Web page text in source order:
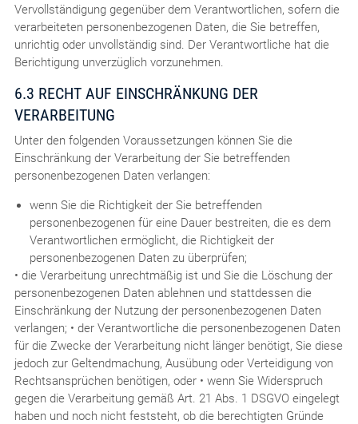
Vervollständigung gegenüber dem Verantwortlichen, sofern die
verarbeiteten personenbezogenen Daten, die Sie betreffen,
unrichtig oder unvollständig sind. Der Verantwortliche hat die
Berichtigung unverzüglich vorzunehmen.
6.3 RECHT AUF EINSCHRÄNKUNG DER
VERARBEITUNG
Unter den folgenden Voraussetzungen können Sie die
Einschränkung der Verarbeitung der Sie betreffenden
personenbezogenen Daten verlangen:
wenn Sie die Richtigkeit der Sie betreffenden
personenbezogenen für eine Dauer bestreiten, die es dem
Verantwortlichen ermöglicht, die Richtigkeit der
personenbezogenen Daten zu überprüfen;
• die Verarbeitung unrechtmäßig ist und Sie die Löschung der
personenbezogenen Daten ablehnen und stattdessen die
Einschränkung der Nutzung der personenbezogenen Daten
verlangen; • der Verantwortliche die personenbezogenen Daten
für die Zwecke der Verarbeitung nicht länger benötigt, Sie diese
jedoch zur Geltendmachung, Ausübung oder Verteidigung von
Rechtsansprüchen benötigen, oder • wenn Sie Widerspruch
gegen die Verarbeitung gemäß Art. 21 Abs. 1 DSGVO eingelegt
haben und noch nicht feststeht, ob die berechtigten Gründe